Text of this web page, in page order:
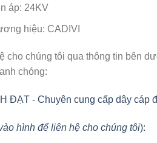
áp: 24KV
hiệu: CADIVI
cho chúng tôi qua thông tin bên
chóng:
ĐẠT - Chuyên cung cấp dây cáp
hình để liên hệ cho chúng tôi):